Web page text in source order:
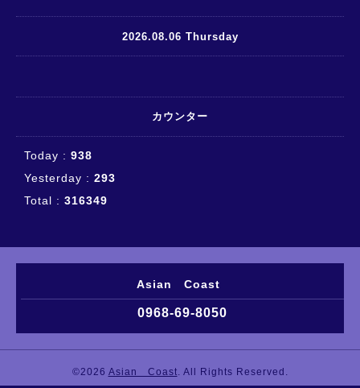
2026.08.06 Thursday
カウンター
Today : 938
Yesterday : 293
Total : 316349
Asian Coast
0968-69-8050
©2026 Asian Coast. All Rights Reserved.